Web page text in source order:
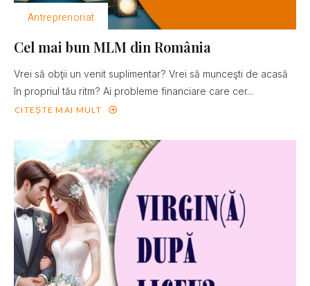
Antreprenoriat
Cel mai bun MLM din România
Vrei să obţii un venit suplimentar? Vrei să munceşti de acasă
în propriul tău ritm? Ai probleme financiare care cer...
CITEȘTE MAI MULT